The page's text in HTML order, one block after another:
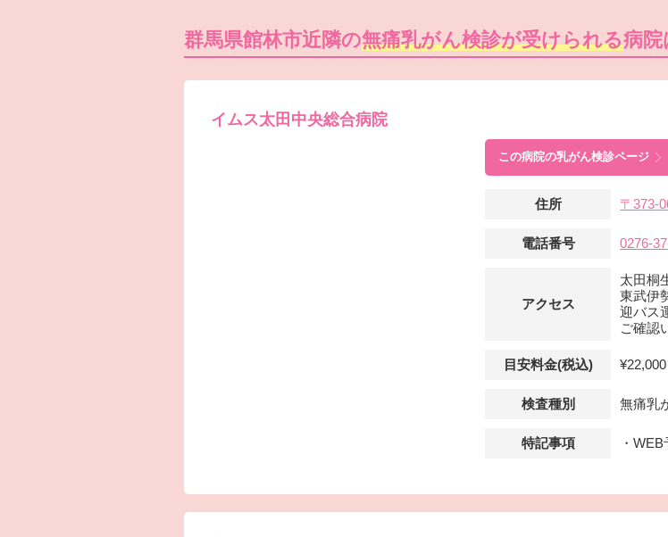
群馬県館林市近隣の無痛乳がん検診が受けられる病院
イムス太田中央総合病院
この病院の乳がん検診ページ
住所 〒373-
電話番号 0276-
アクセス
太田桐
東武伊
迎バス
ご確認
目安料金(税込) ¥22,000
検査種別 無痛乳
特記事項 ・